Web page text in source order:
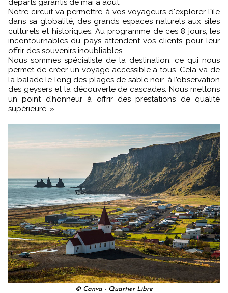
Notre circuit va permettre à vos voyageurs d'explorer l'île
dans sa globalité, des grands espaces naturels aux sites
culturels et historiques. Au programme de ces 8 jours, les
incontournables du pays attendent vos clients pour leur
offrir des souvenirs inoubliables.
Nous sommes spécialiste de la destination, ce qui nous
permet de créer un voyage accessible à tous. Cela va de
la balade le long des plages de sable noir, à l’observation
des geysers et la découverte de cascades. Nous mettons
un point d’honneur à offrir des prestations de qualité
supérieure. »
© Canva - Quartier Libre